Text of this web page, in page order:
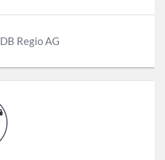
DB Regio AG